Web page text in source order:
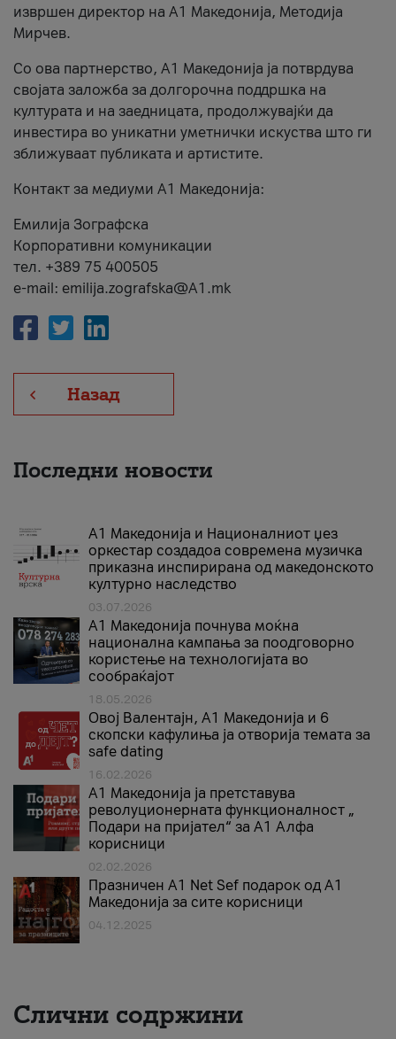
извршен директор на A1 Македонија, Методија
Мирчев.
Со ова партнерство, A1 Македонија ја потврдува
својата заложба за долгорочна поддршка на
културата и на заедницата, продолжувајќи да
инвестира во уникатни уметнички искуства што ги
зближуваат публиката и артистите.
Контакт за медиуми А1 Македонија:
Емилија Зографска
Корпоративни комуникации
тел. +389 75 400505
e-mail: emilija.zografska@A1.mk
Назад
Последни новости
А1 Македонија и Националниот џез
оркестар создадоа современа музичка
приказна инспирирана од македонското
културно наследство
03.07.2026
A1 Македонија почнува моќна
национална кампања за поодговорно
користење на технологијата во
сообраќајот
18.05.2026
Овој Валентајн, A1 Македонија и 6
скопски кафулиња ја отворија темата за
safe dating
16.02.2026
А1 Македонија ја претставува
револуционерната функционалност „
Подари на пријател“ за А1 Алфа
корисници
02.02.2026
Празничен A1 Net Sеf подарок од А1
Македонија за сите корисници
04.12.2025
Слични содржини